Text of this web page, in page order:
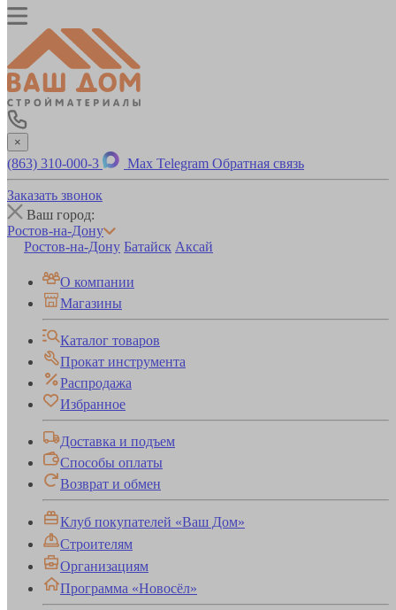
×
(863) 310-000-3 Max Telegram Обратная связь
Заказать звонок
Ваш город:
Ростов-на-Дону
Ростов-на-Дону Батайск Аксай
О компании
Магазины
Каталог товаров
Прокат инструмента
Распродажа
Избранное
Доставка и подъем
Способы оплаты
Возврат и обмен
Клуб покупателей «Ваш Дом»
Строителям
Организациям
Программа «Новосёл»